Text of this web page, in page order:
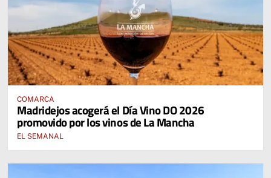
COMARCA
Madridejos acogerá el Día Vino DO 2026
promovido por los vinos de La Mancha
EL SEMANAL